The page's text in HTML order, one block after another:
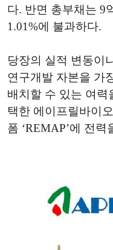
다. 반면 총부채는 9
1.01%에 불과하다.
당장의 실적 변동이
연구개발 자본을 가
배치할 수 있는 여력
택한 에이프릴바이
폼 ‘REMAP’에 전